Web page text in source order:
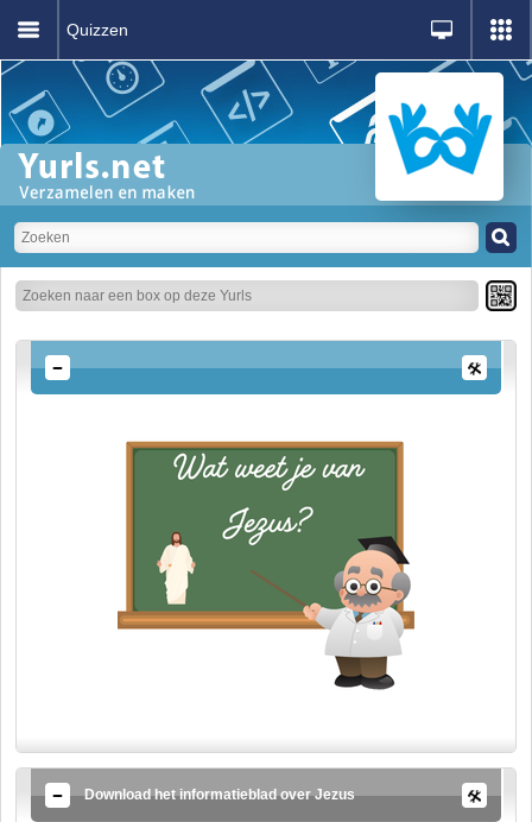
Quizzen
Download het informatieblad over Jezus